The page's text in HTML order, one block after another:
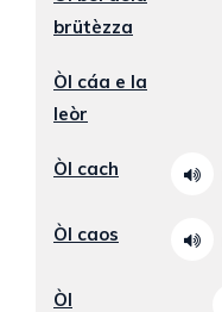
brütèzza
Òl cáa e la
leòr
Òl cach
Òl caos
Òl